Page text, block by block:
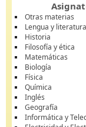
Otras materias
Lengua y literatura
Historia
Filosofía y ética
Matemáticas
Biología
Física
Química
Inglés
Geografía
Informática y